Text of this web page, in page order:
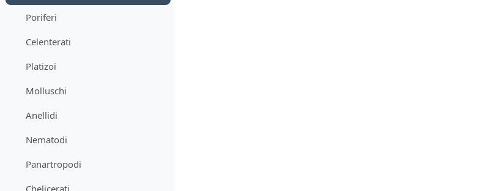
Poriferi
Celenterati
Platizoi
Molluschi
Anellidi
Nematodi
Panartropodi